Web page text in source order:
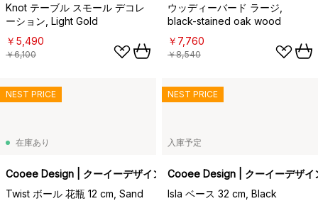
Knot テーブル スモール デコレ
ーション, Light Gold
￥5,490
￥6,100
ウッディーバード ラージ,
black-stained oak wood
￥7,760
￥8,540
在庫あり
Cooee Design | クーイーデザイン
Twist ボール 花瓶 12 cm, Sand
NEST PRICE
入庫予定
Cooee Design | クーイーデザイ
Isla ベース 32 cm, Black
NEST PRICE